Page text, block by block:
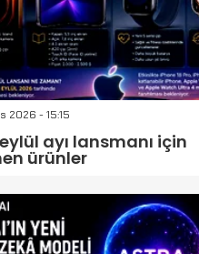
2026 - 15:15
ayı lansmanı için
ürünler